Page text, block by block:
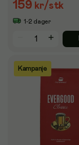
159 kr/stk
1-2 dager
Kampanje